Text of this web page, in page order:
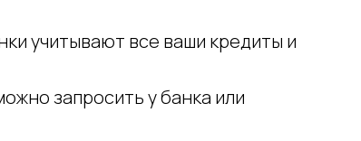
учитывают все ваши кредиты и
запросить у банка или